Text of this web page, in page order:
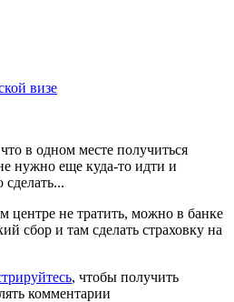
визе
в одном месте получиться
нужно еще куда-то идти и
сделать...
центре не тратить, можно в банке
сбор и там сделать страховку на
, чтобы получить
комментарии